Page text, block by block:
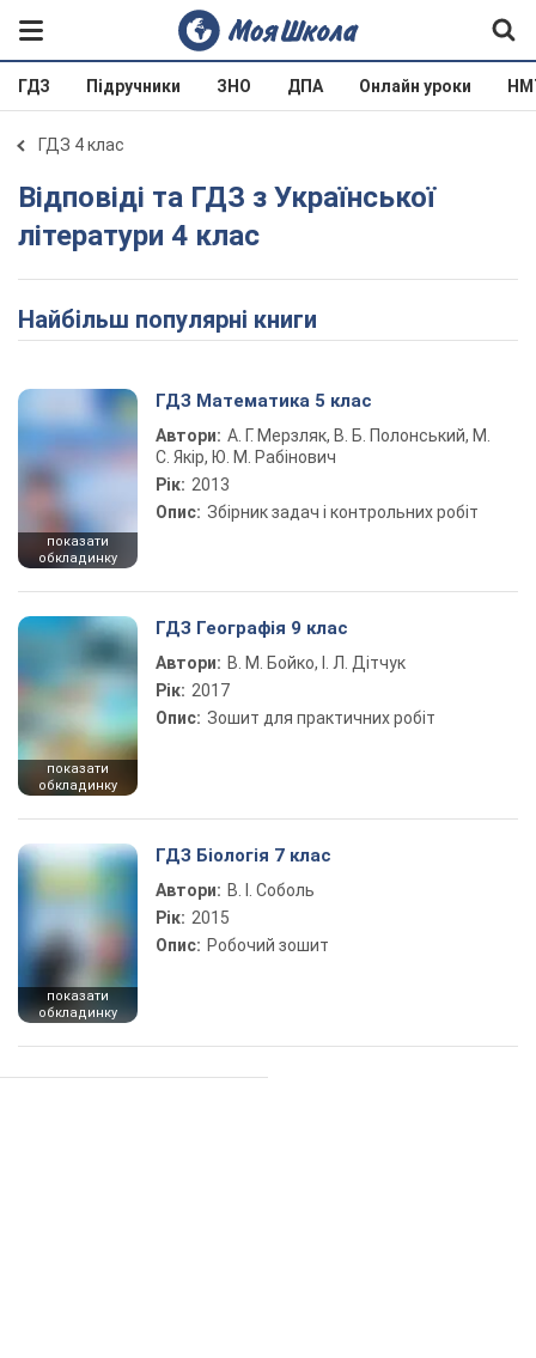
ГДЗ Підручники ЗНО ДПА Онлайн уроки
ГДЗ 4 клас
Відповіді та ГДЗ з Української
літератури 4 клас
Найбільш популярні книги
показати
обкладинку
ГДЗ Математика 5 клас
Автори: А. Г. Мерзляк, В. Б. Полонський, М.
С. Якір, Ю. М. Рабінович
Рік: 2013
Опис: Збірник задач і контрольних робіт
показати
обкладинку
ГДЗ Географія 9 клас
Автори: В. М. Бойко, І. Л. Дітчук
Рік: 2017
Опис: Зошит для практичних робіт
показати
обкладинку
ГДЗ Біологія 7 клас
Автори: В. І. Соболь
Рік: 2015
Опис: Робочий зошит